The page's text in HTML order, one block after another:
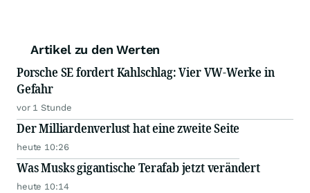
Artikel zu den Werten
Porsche SE fordert Kahlschlag: Vier VW-Werke in
Gefahr
vor 1 Stunde
Der Milliardenverlust hat eine zweite Seite
heute 10:26
Was Musks gigantische Terafab jetzt verändert
heute 10:14